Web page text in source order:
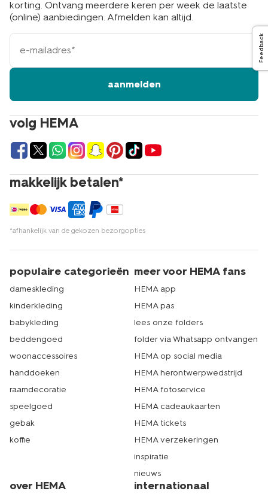
volg HEMA
makkelijk betalen*
*afhankelijk van de gekozen bezorgopties
korting. Ontvang meerdere keren per week de laatste
(online) aanbiedingen. Afmelden kan altijd.
e-
mailadres
aanmelden
populaire categorieën
dameskleding
kinderkleding
babykleding
beddengoed
woonaccessoires
handdoeken
raamdecoratie
speelgoed
gebak
koffie
meer voor HEMA fans
HEMA app
HEMA pas
lees onze folders
folder via Whatsapp ontvangen
HEMA op social media
HEMA herontwerpwedstrijd
HEMA fotoservice
HEMA cadeaukaarten
HEMA tickets
HEMA verzekeringen
inspiratie
nieuws
over HEMA internationaal
Feedback